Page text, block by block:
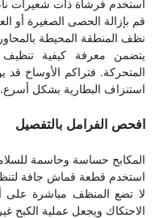
استخدم فرشاة ذات شعيرات
قم بإزالة الحصى الصغيرة أو
نظف المنطقة المحيطة
يتضمن معرفة كيفية تنظيف
المتحركة. فتراكم الأوساخ
استنزاف البطارية بشكل أسرع.
افحص الفرامل بالتفصيل
المكابح حساسة وحاسمة
استخدم قطعة قماش جافة
لا تضع المنظف مباشرة على
الاحتكاك ويجعل عملية الكبح